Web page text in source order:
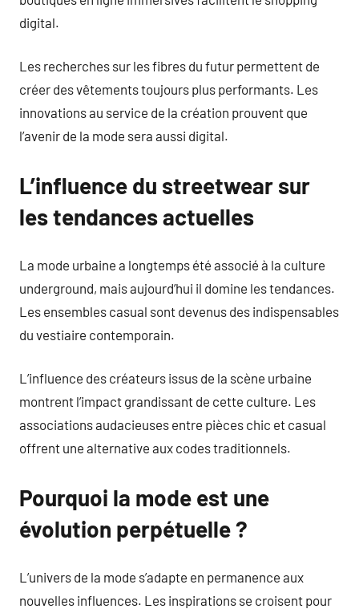
digital.
Les recherches sur les fibres du futur permettent de
créer des vêtements toujours plus performants. Les
innovations au service de la création prouvent que
l’avenir de la mode sera aussi digital.
L’influence du streetwear sur
les tendances actuelles
La mode urbaine a longtemps été associé à la culture
underground, mais aujourd’hui il domine les tendances.
Les ensembles casual sont devenus des indispensables
du vestiaire contemporain.
L’influence des créateurs issus de la scène urbaine
montrent l’impact grandissant de cette culture. Les
associations audacieuses entre pièces chic et casual
offrent une alternative aux codes traditionnels.
Pourquoi la mode est une
évolution perpétuelle ?
L’univers de la mode s’adapte en permanence aux
nouvelles influences. Les inspirations se croisent pour